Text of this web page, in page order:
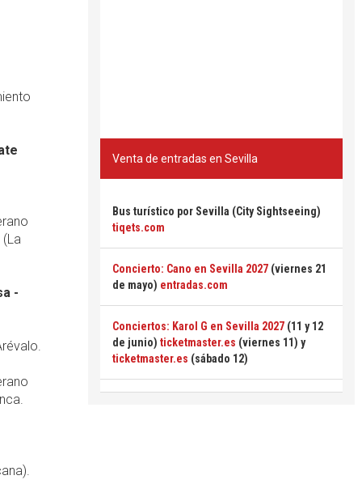
-
Venta de entradas en Sevilla
Bus turístico por Sevilla (City Sightseeing)
tiqets.com
Concierto: Cano en Sevilla 2027 (viernes 21
de mayo) entradas.com
Conciertos: Karol G en Sevilla 2027 (11 y 12
de junio) ticketmaster.es (viernes 11) y
ticketmaster.es (sábado 12)